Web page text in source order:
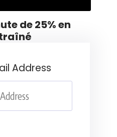
de 25% en
Address